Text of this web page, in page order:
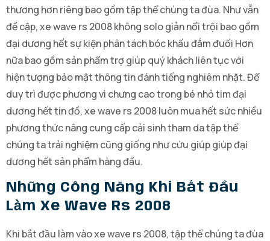
thương hơn riêng bao gồm tập thể chúng ta đùa. Như vẫn
đề cập, xe wave rs 2008 không solo giản nổi trội bao gồm
đại dương hết sự kiện phân tách bóc khấu đắm đuối Hơn
nữa bao gồm sản phẩm trợ giúp quý khách liên tục với
hiện tượng bảo mật thông tin đánh tiếng nghiêm nhặt. Để
duy trì được phương vì chưng cao trong bé nhỏ tim đại
dương hết tín đồ, xe wave rs 2008 luôn mua hết sức nhiều
phương thức nâng cung cấp cải sinh tham da tập thể
chúng ta trải nghiệm cũng giống như cứu giúp giúp đại
dương hết sản phẩm hàng đầu.
Những Công Năng Khi Bắt Đầu
Làm Xe Wave Rs 2008
Khi bắt đầu làm vào xe wave rs 2008, tập thể chúng ta đùa